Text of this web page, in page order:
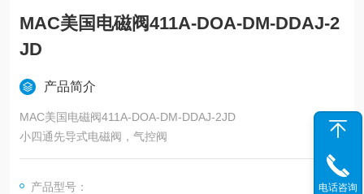
MAC美国电磁阀411A-DOA-DM-DDAJ-2
JD
产品简介
MAC美国电磁阀411A-DOA-DM-DDAJ-2JD
小四通先导式电磁阀，气控阀
产品型号：
电话咨询